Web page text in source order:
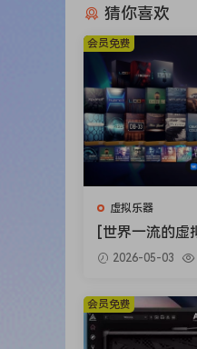
Each
samples are
soul of these
source
filter frequency
pristine
preset banks,
LoFreq Wired
44 years of
LoFreq Wired
modular
thanks to
resonant filter,
猜你喜欢
虚拟乐器
[世界一流的虚
IR Music
ts Bundle
2026-05-03
会员免费
会员免费